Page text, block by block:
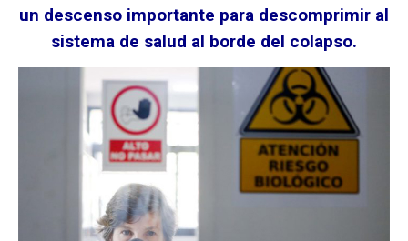
un descenso importante para descomprimir al
sistema de salud al borde del colapso.